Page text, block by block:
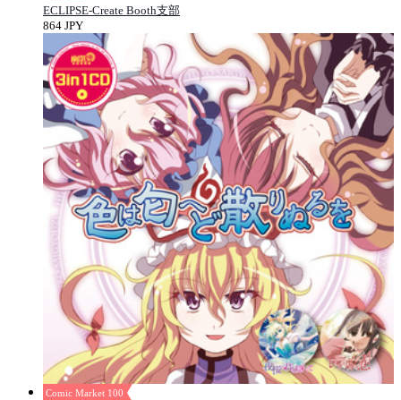
ECLIPSE-Create Booth支部
864 JPY
Comic Market 100